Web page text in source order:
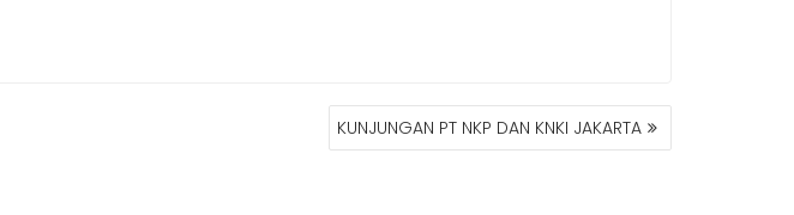
KUNJUNGAN PT NKP DAN KNKI JAKARTA